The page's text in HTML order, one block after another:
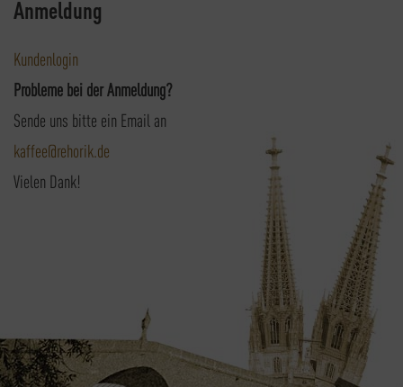
Anmeldung
Kundenlogin
Probleme bei der Anmeldung?
Sende uns bitte ein Email an
kaffee@rehorik.de
Vielen Dank!